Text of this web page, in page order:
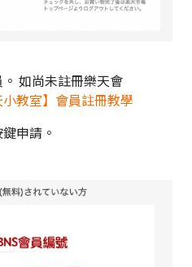
如尚未註冊樂天會
小教室】會員註冊教學
申請。